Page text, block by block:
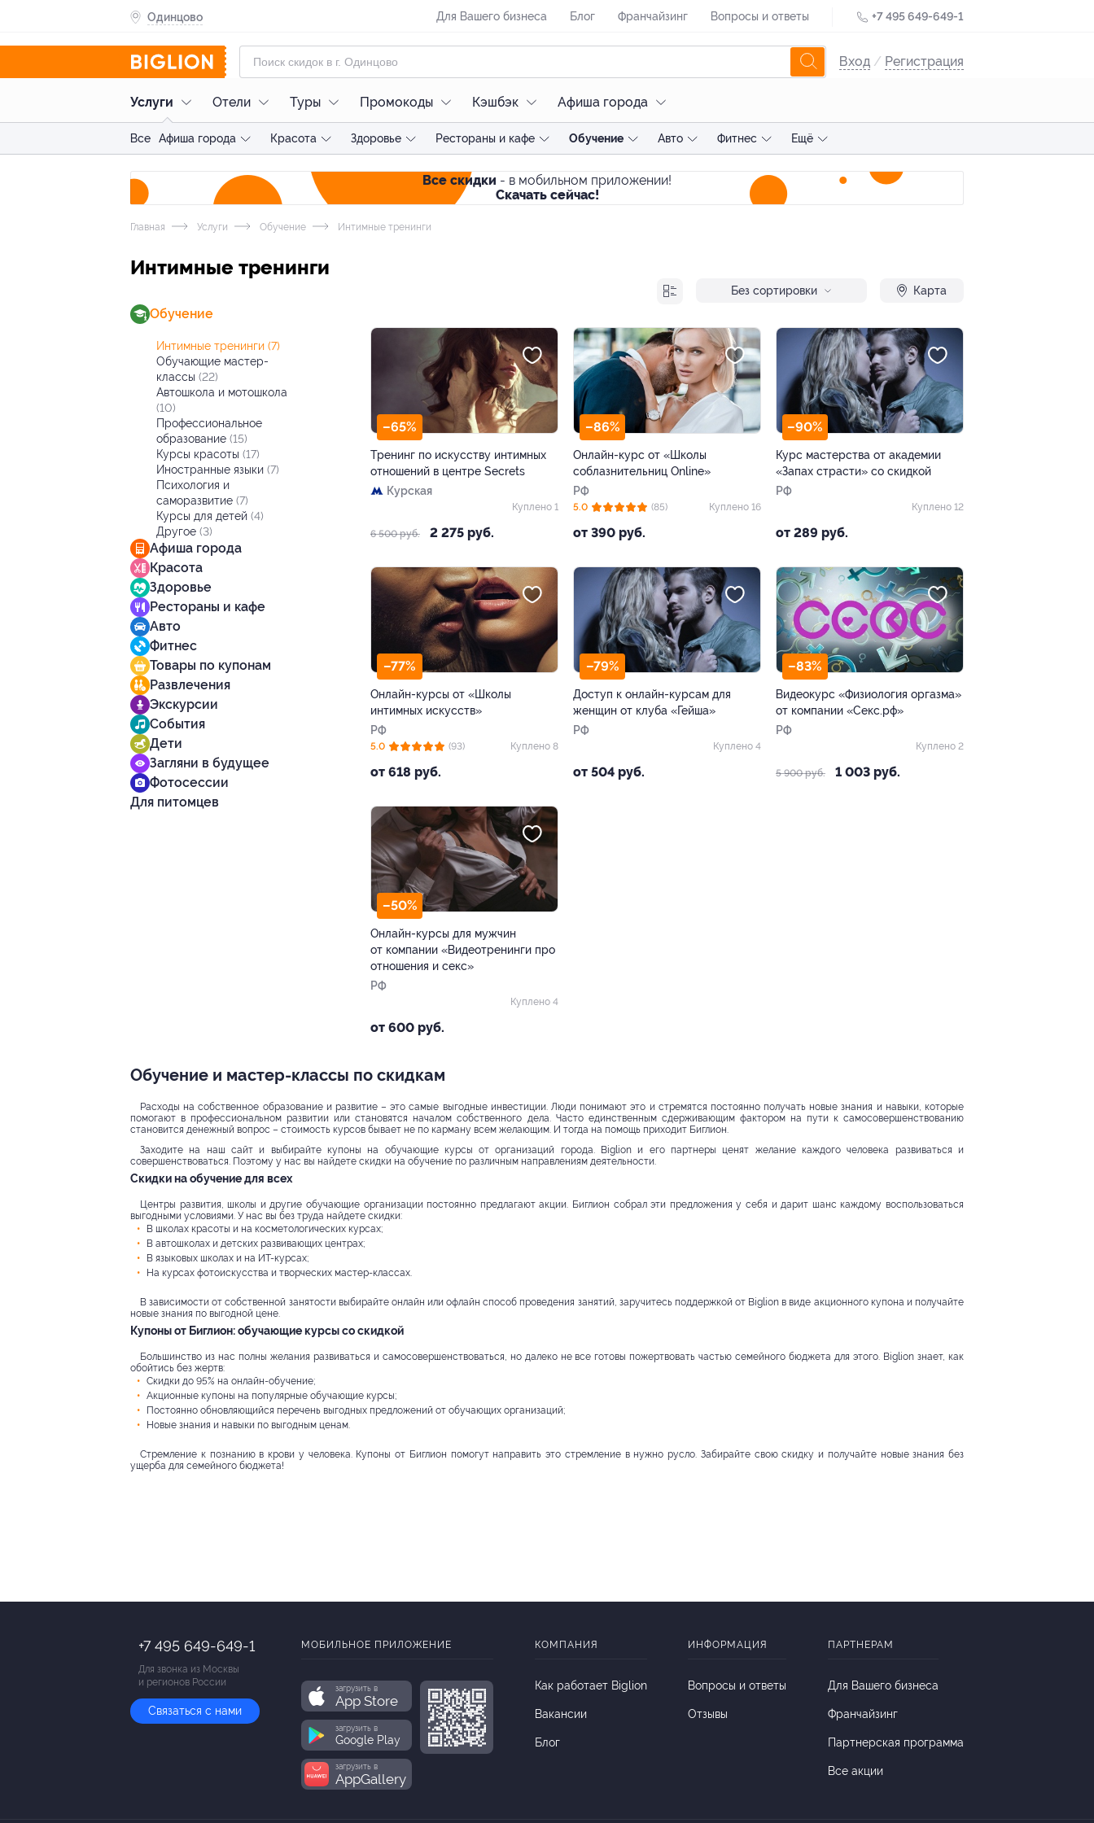
Одинцово Для Вашего бизнеса Блог Франчайзинг Вопросы и ответы +7 495 649-649-1
Вход / Регистрация
Услуги Отели Туры Промокоды Кэшбэк Афиша города
Все Афиша города Красота Здоровье Рестораны и кафе Обучение Авто Фитнес Ещё
Все скидки - в мобильном приложении!
Скачать сейчас!
Главная Услуги Обучение Интимные тренинги
Интимные тренинги
Без сортировки Карта
Афиша города
Красота
Здоровье
Рестораны и кафе
Обучение
Обучающие мастер-
классы (22)
Автошкола и мотошкола
(10)
Профессиональное
образование (15)
Курсы красоты (17)
Иностранные языки (7)
Интимные тренинги (7)
Психология и
саморазвитие (7)
Курсы для детей (4)
Другое (3)
Авто
Фитнес
Товары по купонам
Развлечения
Экскурсии
События
Дети
Загляни в будущее
Фотосессии
Для питомцев
–65%
Тренинг по искусству интимных
отношений в центре Secrets
Курская
6 500 руб. 2 275 руб.
Куплено 1
–86%
Онлайн-курс от «Школы
соблазнительниц Online»
РФ
от 390 руб.
5.0 (85) Куплено 16
–90%
Курс мастерства от академии
«Запах страсти» со скидкой
РФ
от 289 руб.
Куплено 12
–77%
Онлайн-курсы от «Школы
интимных искусств»
РФ
от 618 руб.
5.0 (93) Куплено 8
–79%
Доступ к онлайн-курсам для
женщин от клуба «Гейша»
РФ
от 504 руб.
Куплено 4
–83%
Видеокурс «Физиология оргазма»
от компании «Секс.рф»
РФ
5 900 руб. 1 003 руб.
Куплено 2
–50%
Онлайн-курсы для мужчин
от компании «Видеотренинги про
отношения и секс»
РФ
от 600 руб.
Куплено 4
Обучение и мастер-классы по скидкам
Расходы на собственное образование и развитие – это самые выгодные инвестиции. Люди понимают это и стремятся постоянно получать новые знания и навыки, которые
помогают в профессиональном развитии или становятся началом собственного дела. Часто единственным сдерживающим фактором на пути к самосовершенствованию
становится денежный вопрос – стоимость курсов бывает не по карману всем желающим. И тогда на помощь приходит Биглион.
Заходите на наш сайт и выбирайте купоны на обучающие курсы от организаций города. Biglion и его партнеры ценят желание каждого человека развиваться и
совершенствоваться. Поэтому у нас вы найдете скидки на обучение по различным направлениям деятельности.
Скидки на обучение для всех
Центры развития, школы и другие обучающие организации постоянно предлагают акции. Биглион собрал эти предложения у себя и дарит шанс каждому воспользоваться
выгодными условиями. У нас вы без труда найдете скидки:
В школах красоты и на косметологических курсах;
В автошколах и детских развивающих центрах;
В языковых школах и на ИТ-курсах;
На курсах фотоискусства и творческих мастер-классах.
В зависимости от собственной занятости выбирайте онлайн или офлайн способ проведения занятий, заручитесь поддержкой от Biglion в виде акционного купона и получайте
новые знания по выгодной цене.
Купоны от Биглион: обучающие курсы со скидкой
Большинство из нас полны желания развиваться и самосовершенствоваться, но далеко не все готовы пожертвовать частью семейного бюджета для этого. Biglion знает, как
обойтись без жертв:
Скидки до 95% на онлайн-обучение;
Акционные купоны на популярные обучающие курсы;
Постоянно обновляющийся перечень выгодных предложений от обучающих организаций;
Новые знания и навыки по выгодным ценам.
Стремление к познанию в крови у человека. Купоны от Биглион помогут направить это стремление в нужно русло. Забирайте свою скидку и получайте новые знания без
ущерба для семейного бюджета!
+7 495 649-649-1
Для звонка из Москвы
и регионов России
Связаться с нами
МОБИЛЬНОЕ ПРИЛОЖЕНИЕ
загрузить в
App Store
загрузить в
Google Play
загрузить в
AppGallery
КОМПАНИЯ
Как работает Biglion
Вакансии
Блог
ИНФОРМАЦИЯ
Вопросы и ответы
Отзывы
ПАРТНЕРАМ
Для Вашего бизнеса
Франчайзинг
Партнерская программа
Все акции